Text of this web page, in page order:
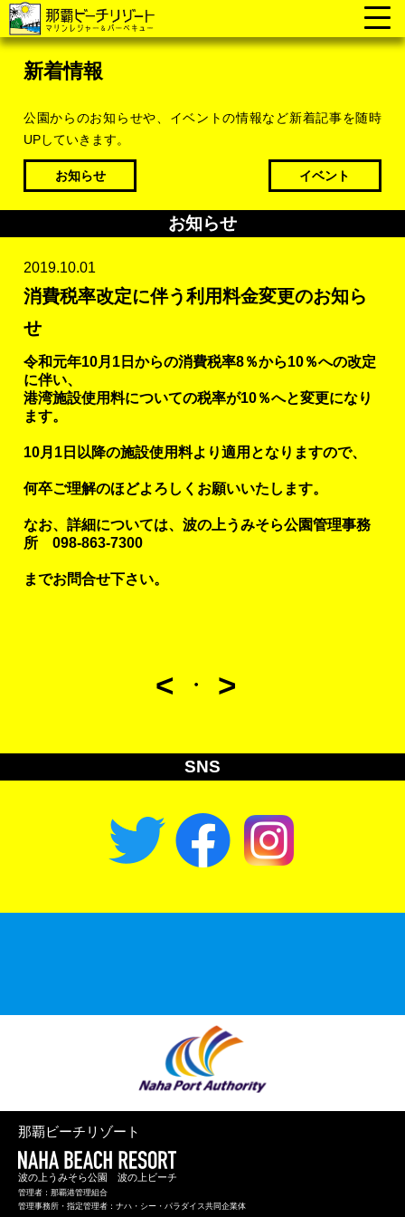
新着情報
公園からのお知らせや、イベントの情報など新着記事を随時
UPしていきます。
お知らせ イベント
お知らせ
2019.10.01
消費税率改定に伴う利用料金変更のお知ら
せ
令和元年10月 1日からの消費税率8％から10％への改定
に伴い、
港湾施設使用料についての税率が10％へと変更になり
ます。
10月 1日以降の施設使用料より適用となりますので、
何卒ご理解のほどよろしくお願いいたします。
なお、詳細については、波の上うみそら公園管理事務
所 098-863-7300
までお問合せ下さい。
< ・ >
SNS
那覇ビーチリゾート
波の上うみそら公園 波の上ビーチ
管理者：那覇港管理組合
管理事務所・指定管理者：ナハ・シー・パラダイス共同企業体